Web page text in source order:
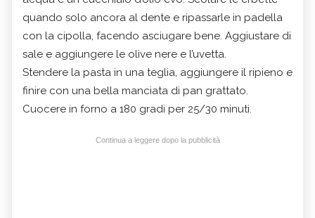
quando solo ancora al dente e ripassarle in padella
con la cipolla, facendo asciugare bene. Aggiustare di
sale e aggiungere le olive nere e l’uvetta.
Stendere la pasta in una teglia, aggiungere il ripieno e
finire con una bella manciata di pan grattato.
Cuocere in forno a 180 gradi per 25/30 minuti.
Continua a leggere dopo la pubblicità